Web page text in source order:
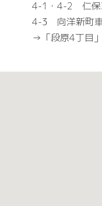
4-1・4-2 仁保
4-3 向洋新町
→「段原4丁目